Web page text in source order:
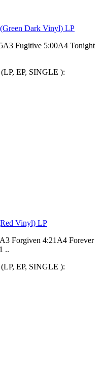
Dark Vinyl) LP
Fugitive 5:00A4 Tonight
EP, SINGLE ):
Vinyl) LP
Forgiven 4:21A4 Forever
..
EP, SINGLE ):